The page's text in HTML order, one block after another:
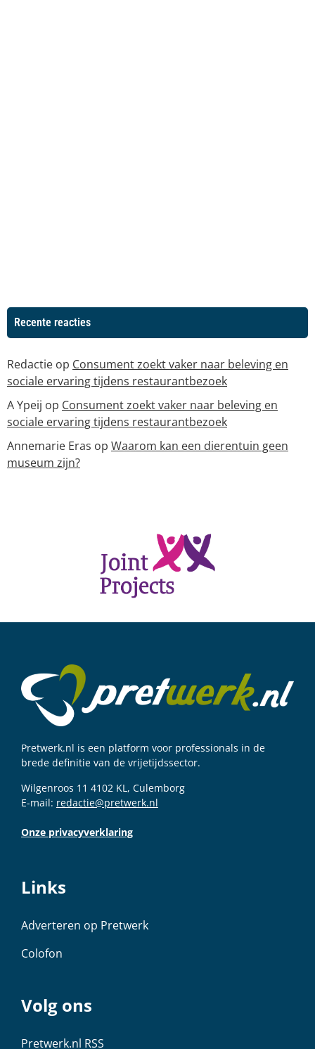
Recente reacties
Redactie op Consument zoekt vaker naar beleving en
sociale ervaring tijdens restaurantbezoek
A Ypeij op Consument zoekt vaker naar beleving en
sociale ervaring tijdens restaurantbezoek
Annemarie Eras op Waarom kan een dierentuin geen
museum zijn?
Pretwerk.nl is een platform voor professionals in de
brede definitie van de vrijetijdssector.
Wilgenroos 11 4102 KL, Culemborg
E-mail: redactie@pretwerk.nl
Onze privacyverklaring
Links
Adverteren op Pretwerk
Colofon
Volg ons
Pretwerk.nl RSS